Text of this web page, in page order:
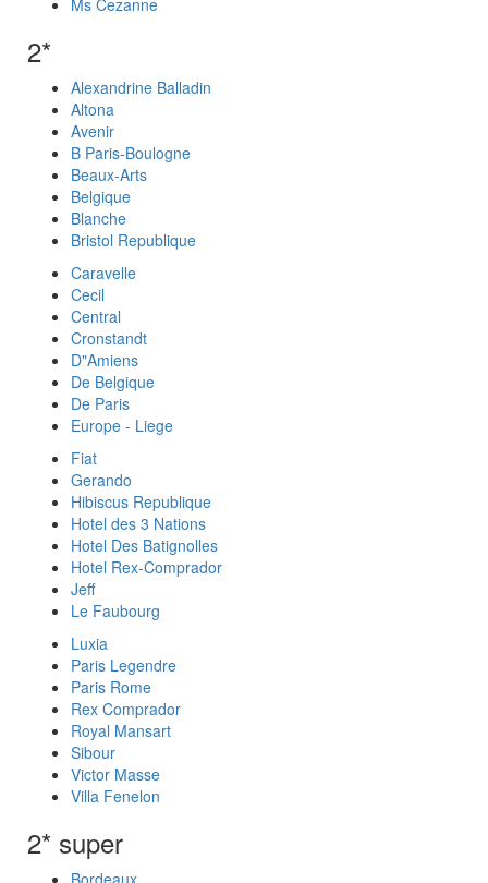
Ms Cezanne
2*
Alexandrine Balladin
Altona
Avenir
B Paris-Boulogne
Beaux-Arts
Belgique
Blanche
Bristol Republique
Caravelle
Cecil
Central
Cronstandt
D"Amiens
De Belgique
De Paris
Europe - Liege
Fiat
Gerando
Hibiscus Republique
Hotel des 3 Nations
Hotel Des Batignolles
Hotel Rex-Comprador
Jeff
Le Faubourg
Luxia
Paris Legendre
Paris Rome
Rex Comprador
Royal Mansart
Sibour
Victor Masse
Villa Fenelon
2* super
Bordeaux